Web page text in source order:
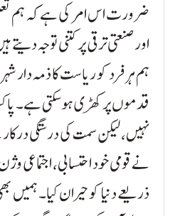
ضرورت اس امر کی ہے کہ ہم
اور صنعتی ترقی پر کتنی توجہ
ہم ہر فرد کو ریاست کا ذمہ دار
قدموں پر کھڑی ہو سکتی ہے۔
نہیں، لیکن سمت کی درستگی
نے قومی خود احتسابی، اجتماعی
ذریعے دنیا کو حیران کیا۔